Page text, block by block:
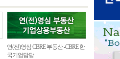
연(전)영심 CBRE 부동산 -CBRE 한
국기업담당